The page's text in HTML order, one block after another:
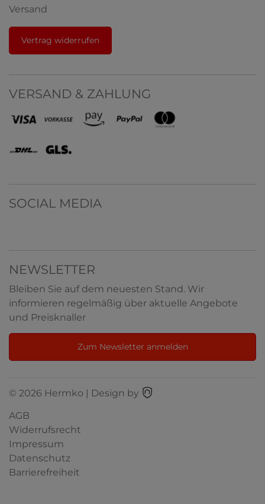
Versand
Vertrag widerrufen
VERSAND & ZAHLUNG
SOCIAL MEDIA
NEWSLETTER
Bleiben Sie auf dem neuesten Stand. Wir
informieren regelmäßig über aktuelle Angebote
und Preisknaller
Zum Newsletter anmelden
© 2026 Hermko | Design by
AGB
Widerrufsrecht
Impressum
Datenschutz
Barrierefreiheit